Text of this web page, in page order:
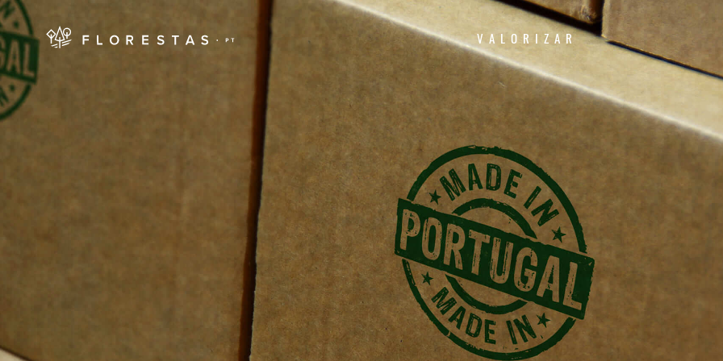
VALORIZAR